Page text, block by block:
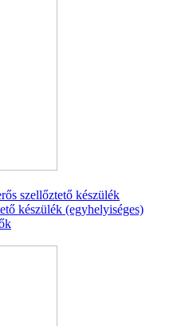
szellőztető készülék
készülék (egyhelyiséges)